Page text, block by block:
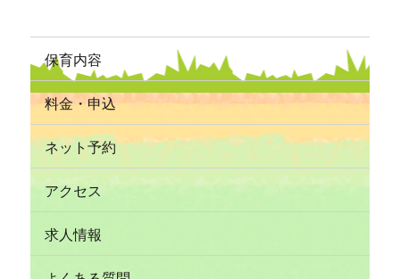
保育内容
料金・申込
ネット予約
アクセス
求人情報